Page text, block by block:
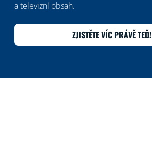
a televizní obsah.
ZJISTĚTE VÍC PRÁVĚ TEĎ!